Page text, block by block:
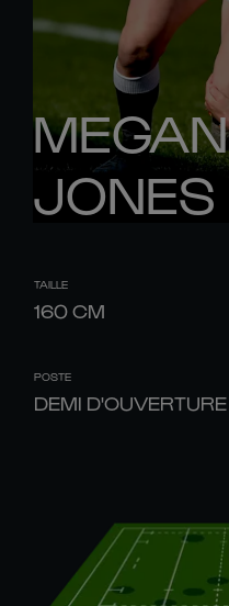
MEGAN
JONES
TAILLE
160CM
POSTE
DEMI D'OUVERTURE